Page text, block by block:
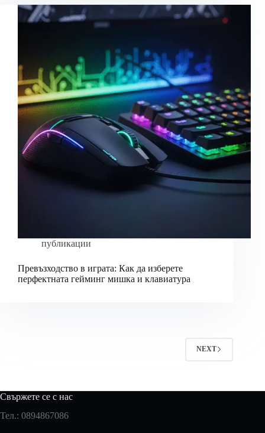
публикации
Превъзходство в играта: Как да изберете
перфектната гейминг мишка и клавиатура
NEXT
Свържете се с нас
Тел.: 0894867086